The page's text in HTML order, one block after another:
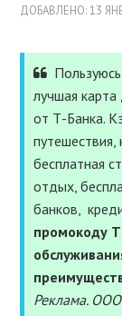
УСЛУГИ
ПОЛЕЗНОЕ
ДОБАВЛЕНО: 13
лучшая карта
от Т-Банка.
путешествия,
бесплатная
отдых,
банков,
промокоду
Реклама.